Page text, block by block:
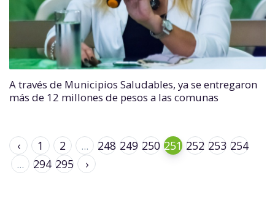
A través de Municipios Saludables, ya se entregaron
más de 12 millones de pesos a las comunas
‹ 1 2 ... 248 249 250 251 252 253 254
...
294 295 ›